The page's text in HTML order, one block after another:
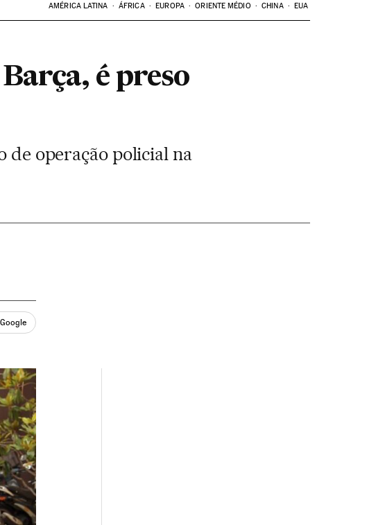
AMÉRICA LATINA ÁFRICA EUROPA ORIENTE MÉDIO CHINA EUA
é preso
de operação policial na